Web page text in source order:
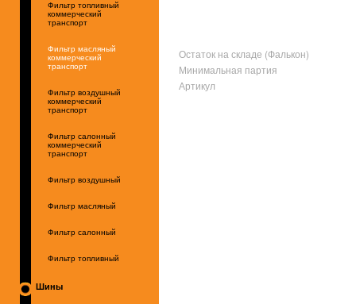
Фильтр топливный
коммерческий
транспорт
Фильтр масляный
коммерческий
транспорт
Фильтр воздушный
коммерческий
транспорт
Фильтр салонный
коммерческий
транспорт
Фильтр воздушный
Фильтр масляный
Фильтр салонный
Фильтр топливный
Шины
Остаток на складе (Фалькон)
Минимальная партия
Артикул